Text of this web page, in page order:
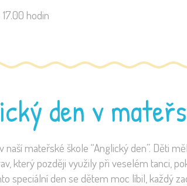
hodin
den v
naší mateřské škole “Anglický den”. Děti
který později využily při veselém tanci,
speciální den se dětem moc líbil, každý